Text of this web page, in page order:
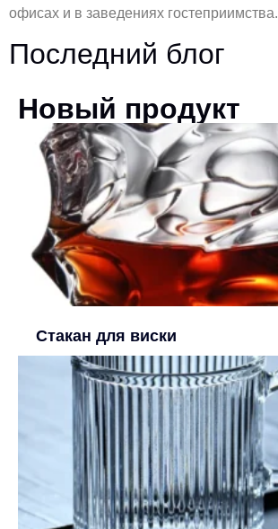
офисах и в заведениях гостеприимства.
Последний блог
Новый продукт
Стакан для виски